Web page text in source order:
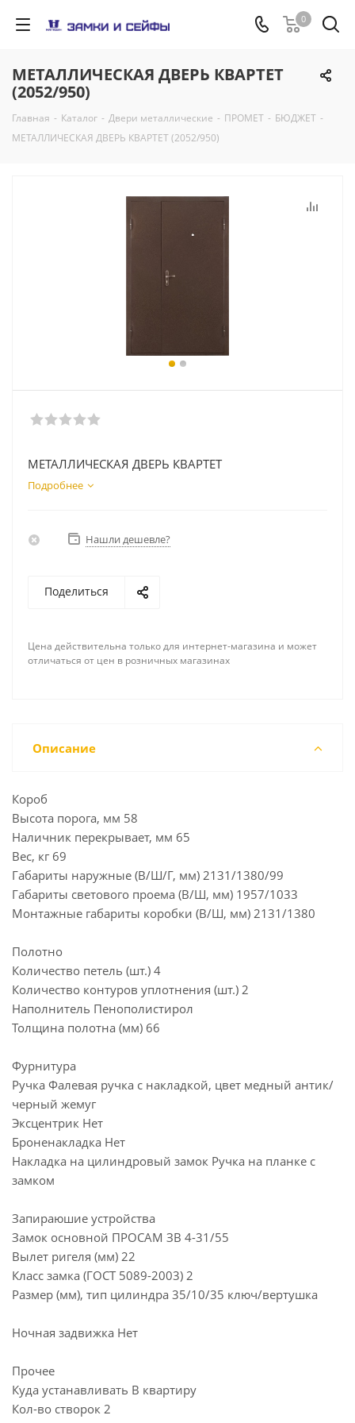
0
МЕТАЛЛИЧЕСКАЯ ДВЕРЬ КВАРТЕТ
(2052/950)
Главная - Каталог - Двери металлические - ПРОМЕТ - БЮДЖЕТ -
МЕТАЛЛИЧЕСКАЯ ДВЕРЬ КВАРТЕТ (2052/950)
МЕТАЛЛИЧЕСКАЯ ДВЕРЬ КВАРТЕТ
Подробнее
Нашли дешевле?
Поделиться
Цена действительна только для интернет-магазина и может
отличаться от цен в розничных магазинах
Описание
Короб
Высота порога, мм 58
Наличник перекрывает, мм 65
Вес, кг 69
Габариты наружные (В/Ш/Г, мм) 2131/1380/99
Габариты светового проема (В/Ш, мм) 1957/1033
Монтажные габариты коробки (В/Ш, мм) 2131/1380
Полотно
Количество петель (шт.) 4
Количество контуров уплотнения (шт.) 2
Наполнитель Пенополистирол
Толщина полотна (мм) 66
Фурнитура
Ручка Фалевая ручка с накладкой, цвет медный антик/
черный жемуг
Эксцентрик Нет
Броненакладка Нет
Накладка на цилиндровый замок Ручка на планке с
замком
Запираюшие устройства
Замок основной ПРОСАМ ЗВ 4-31/55
Вылет ригеля (мм) 22
Класс замка (ГОСТ 5089-2003) 2
Размер (мм), тип цилиндра 35/10/35 ключ/вертушка
Ночная задвижка Нет
Прочее
Куда устанавливать В квартиру
Кол-во створок 2